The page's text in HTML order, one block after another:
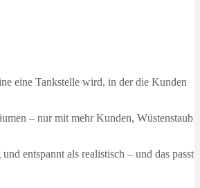
eine Tankstelle wird, in der die Kunden
– nur mit mehr Kunden, Wüstenstaub
entspannt als realistisch – und das passt